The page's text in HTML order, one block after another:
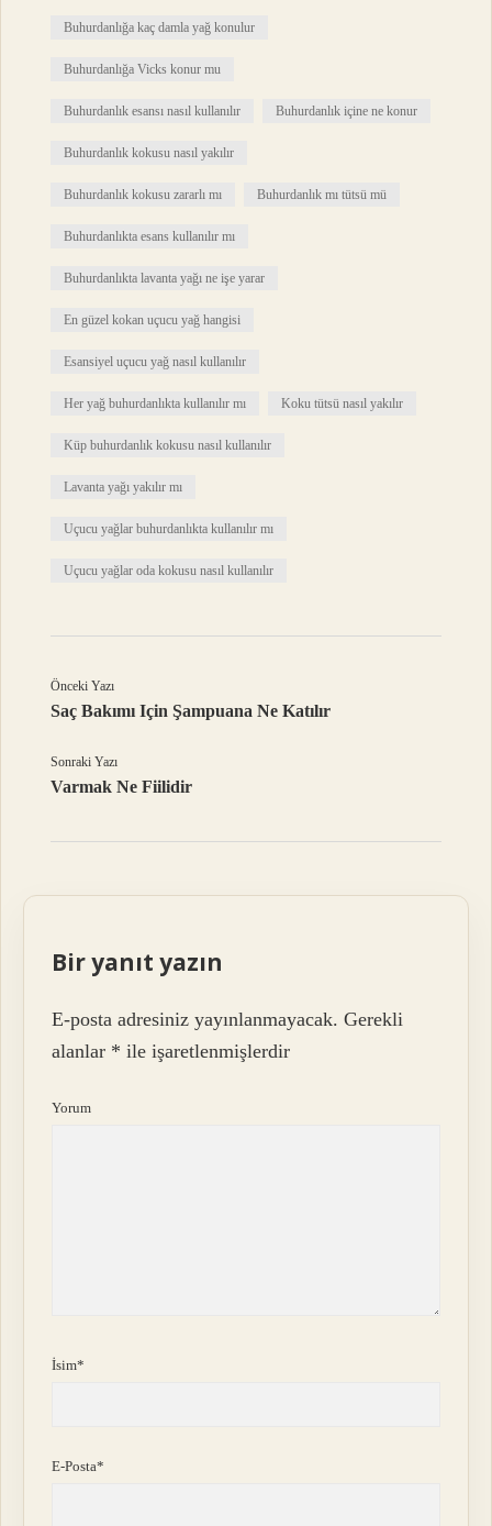
Buhurdanlığa kaç damla yağ konulur
Buhurdanlığa Vicks konur mu
Buhurdanlık esansı nasıl kullanılır Buhurdanlık içine ne konur
Buhurdanlık kokusu nasıl yakılır
Buhurdanlık kokusu zararlı mı Buhurdanlık mı tütsü mü
Buhurdanlıkta esans kullanılır mı
Buhurdanlıkta lavanta yağı ne işe yarar
En güzel kokan uçucu yağ hangisi
Esansiyel uçucu yağ nasıl kullanılır
Her yağ buhurdanlıkta kullanılır mı Koku tütsü nasıl yakılır
Küp buhurdanlık kokusu nasıl kullanılır
Lavanta yağı yakılır mı
Uçucu yağlar buhurdanlıkta kullanılır mı
Uçucu yağlar oda kokusu nasıl kullanılır
Önceki Yazı
Saç Bakımı Için Şampuana Ne Katılır
Sonraki Yazı
Varmak Ne Fiilidir
Bir yanıt yazın
E-posta adresiniz yayınlanmayacak. Gerekli
alanlar * ile işaretlenmişlerdir
Yorum
İsim*
E-Posta*